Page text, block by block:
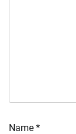
Name *